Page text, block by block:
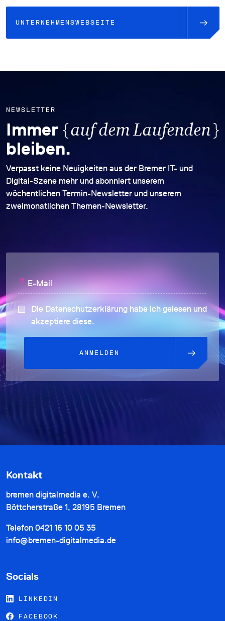
UNTERNEHMENSWEBSEITE
NEWSLETTER
Immer {auf dem Laufenden}
bleiben.
Verpasst keine Neuigkeiten aus der Bremer IT- und
Digital-Szene mehr und abonniert unserem
wöchentlichen Termin-Newsletter und unserem
zweimonatlichen Themen-Newsletter.
* E-Mail
Die Datenschutzerklärunghabe ich gelesen und
akzeptiere diese.
ANMELDEN
Kontakt
bremen digitalmedia e. V.
Böttcherstraße 1, 28195 Bremen
Telefon 0421 16 10 05 35
info@bremen-digitalmedia.de
Socials
LINKEDIN
FACEBOOK